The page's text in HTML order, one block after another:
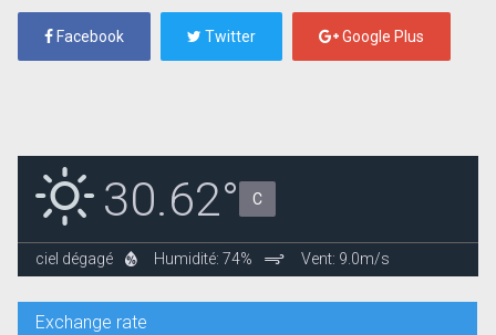
Facebook Twitter Google Plus
30.62° C
ciel dégagé Humidité: 74% Vent: 9.0m/s
Exchange rate